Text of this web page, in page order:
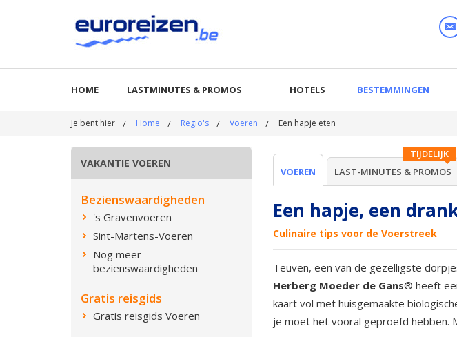
HOME LASTMINUTES & PROMOS HOTELS BESTEMMINGEN
Je bent hier Home Regio's Voeren Een hapje eten
VAKANTIE VOEREN
Bezienswaardigheden
's Gravenvoeren
Sint-Martens-Voeren
Nog meer
bezienswaardigheden
Gratis reisgids
Gratis reisgids Voeren
VOEREN
TIJDELIJK
LAST-MINUTES & PROMOS
Een hapje, een
Culinaire tips voor de Voerstreek
Teuven, een van de gezelligste
Herberg Moeder de Gans® heeft
kaart vol met huisgemaakte
je moet het vooral geproefd hebben.